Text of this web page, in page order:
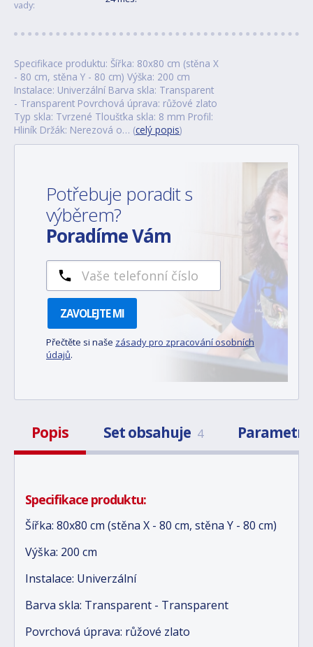
vady:
Specifikace produktu: Šířka: 80x80 cm (stěna X
- 80 cm, stěna Y - 80 cm) Výška: 200 cm
Instalace: Univerzální Barva skla: Transparent
- Transparent Povrchová úprava: růžové zlato
Typ skla: Tvrzené Tloušťka skla: 8 mm Profil:
Hliník Držák: Nerezová o… (celý popis)
Potřebuje poradit s
výběrem?
Poradíme Vám
ZAVOLEJTE MI
Přečtěte si naše zásady pro zpracování osobních
údajů.
Popis Set obsahuje 4 Parametry
Specifikace produktu:
Šířka: 80x80 cm (stěna X - 80 cm, stěna Y - 80 cm)
Výška: 200 cm
Instalace: Univerzální
Barva skla: Transparent - Transparent
Povrchová úprava: růžové zlato